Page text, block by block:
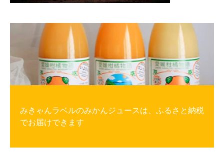
みきゃんラベルのみかんジュースは、ふるさと納税
でお届けできます